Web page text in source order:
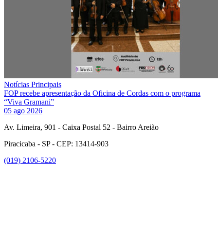
Notícias Principais
FOP recebe apresentação da Oficina de Cordas com o programa
“Viva Gramani”
05 ago 2026
Av. Limeira, 901 - Caixa Postal 52 - Bairro Areião
Piracicaba - SP - CEP: 13414-903
(019) 2106-5220